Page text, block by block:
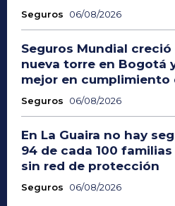
Seguros 06/08/2026
Seguros Mundial creció
nueva torre en Bogotá
mejor en cumplimiento
Seguros 06/08/2026
En La Guaira no hay
94 de cada 100
sin red de protección
Seguros 06/08/2026